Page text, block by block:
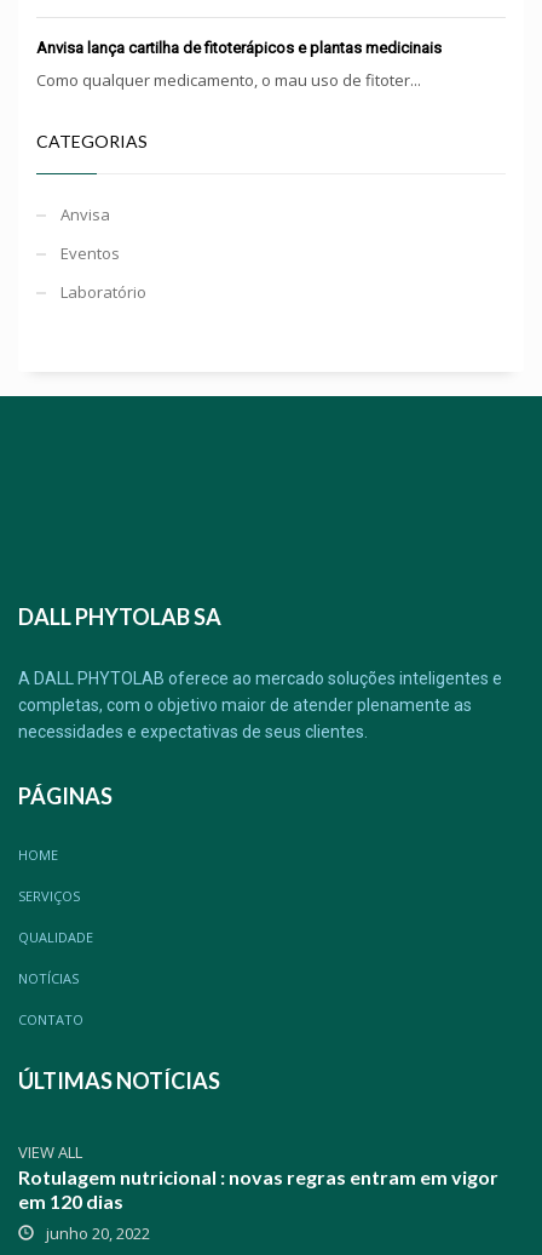
Anvisa lança cartilha de fitoterápicos e plantas medicinais
Como qualquer medicamento, o mau uso de fitoter...
CATEGORIAS
Anvisa
Eventos
Laboratório
DALL PHYTOLAB SA
A DALL PHYTOLAB oferece ao mercado soluções inteligentes e
completas, com o objetivo maior de atender plenamente as
necessidades e expectativas de seus clientes.
PÁGINAS
HOME
SERVIÇOS
QUALIDADE
NOTÍCIAS
CONTATO
ÚLTIMAS NOTÍCIAS
VIEW ALL
Rotulagem nutricional : novas regras entram em vigor
em 120 dias
junho 20, 2022